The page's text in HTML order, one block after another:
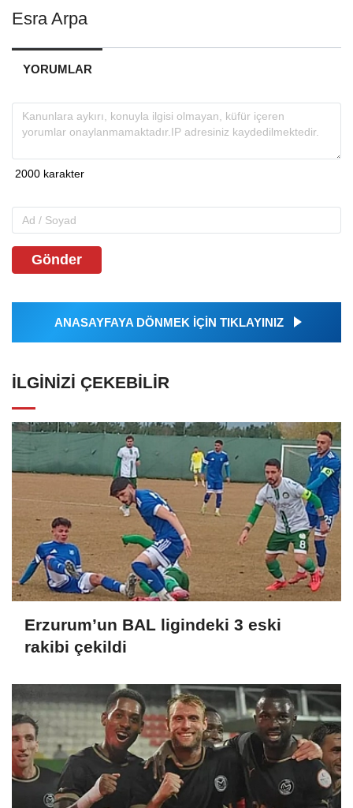
Esra Arpa
YORUMLAR
Gönder
ANASAYFAYA DÖNMEK İÇİN TIKLAYINIZ
İLGINIZI ÇEKEBILIR
Erzurum’un BAL ligindeki 3 eski
rakibi çekildi